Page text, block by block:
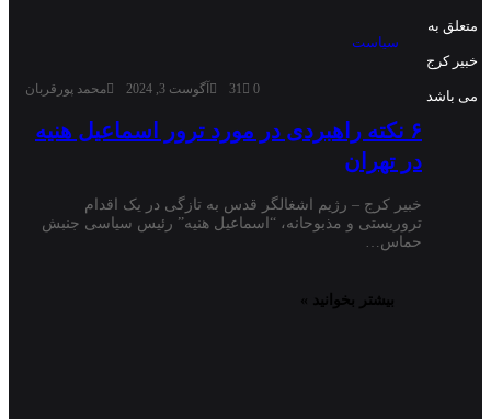
سیاست
محمد پورقربان آگوست 3, 2024 0
31
۶ نکته راهبردی در مورد ترور اسماعیل هنیه
در تهران
خبیر کرج – رژیم اشغالگر قدس به تازگی در یک اقدام
تروریستی و مذبوحانه، “اسماعیل هنیه” رئیس سیاسی جنبش
حماس…
بیشتر بخوانید »
متعلق به
خبیر کرج
می باشد